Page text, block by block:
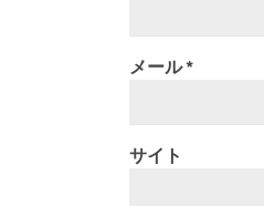
メール*
サイト